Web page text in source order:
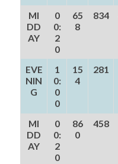
MI
DD
AY
0
0:
2
0
65
8
834
EVE
NIN
G
1
0:
0
0
15
4
281
MI
DD
AY
0
0:
2
0
86
0
458